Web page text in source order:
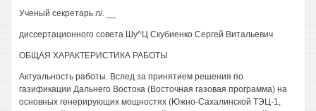
Ученый секретарь л/. __
диссертационного совета Шу^Ц Скубиенко Сергей Витальевич
ОБЩАЯ ХАРАКТЕРИСТИКА РАБОТЫ
Актуальность работы. Вслед за принятием решения по
газификации Дальнего Востока (Восточная газовая программа) на
основных генерирующих мощностях (Южно-Сахалинской ТЭЦ-1,